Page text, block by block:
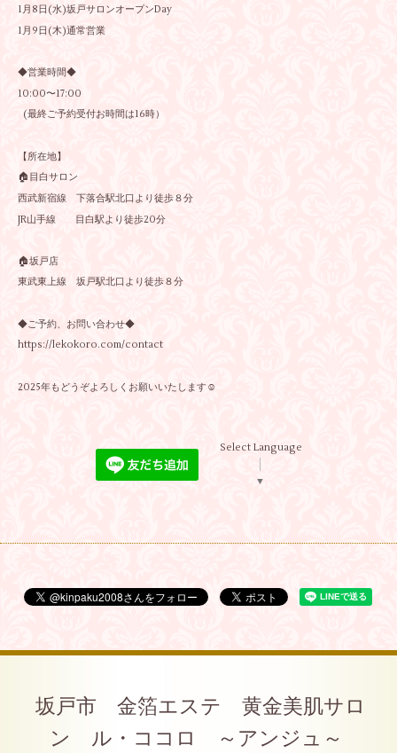
1月8日(水)坂戸サロンオープンDay
1月9日(木)通常営業
◆営業時間◆
10:00〜17:00
(最終ご予約受付お時間は16時）
【所在地】
🏠目白サロン
西武新宿線 下落合駅北口より徒歩８分
JR山手線 目白駅より徒歩20分
🏠坂戸店
東武東上線 坂戸駅北口より徒歩８分
◆ご予約、お問い合わせ◆
https://lekokoro.com/contact
2025年もどうぞよろしくお願いいたします☺
Select Language
▼
坂戸市 金箔エステ 黄金美肌サロ
ン ル・ココロ ～アンジュ～